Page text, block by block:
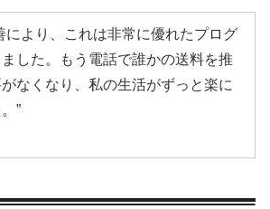
により、これは非常に優れたプログ
した。もう電話で誰かの送料を推
なくなり、私の生活がずっと楽に
”